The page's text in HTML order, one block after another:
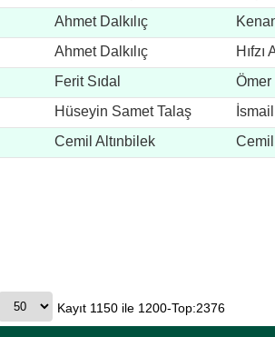
Ahmet Dalkılıç
Ahmet Dalkılıç Hıfzı
Ferit Sıdal Ömer
Hüseyin Samet Talaş
Cemil Altınbilek Cemil
Kayıt 1150 ile 1200-Top:2376